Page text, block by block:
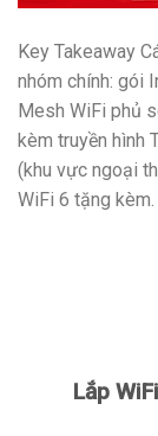
Key Takeaway
nhóm chính: gói
Mesh WiFi phủ
kèm truyền hình
(khu vực ngoại
WiFi 6 tặng kèm.
Lắp